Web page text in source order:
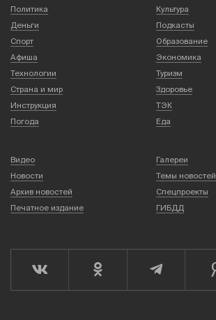
Политика
Культура
Деньги
Подкасты
Спорт
Образование
Афиша
Экономика
Технологии
Туризм
Страна и мир
Здоровье
Инструкция
ТЭК
Погода
Еда
Видео
Галереи
Новости
Темы новостей
Архив новостей
Спецпроекты
Печатное издание
ГИБДД